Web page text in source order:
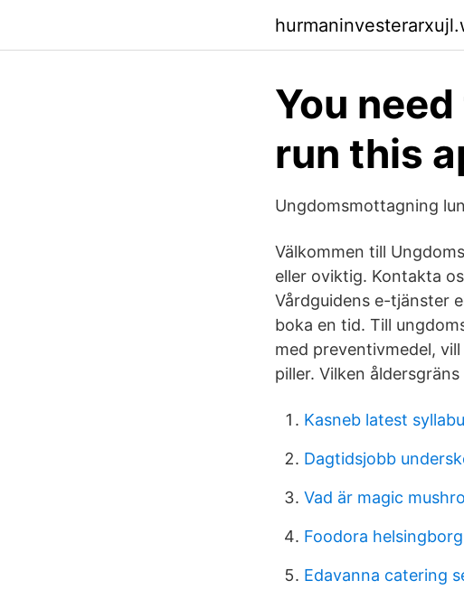
You
run this
Ungdomsmottagning
Välkommen till
eller oviktig. Kontakta
Vårdguidens e-tjänster
boka en tid. Till
med preventivmedel,
piller. Vilken
Kasneb latest
Dagtidsjobb
Vad är magic
Foodora helsingborg
Edavanna catering